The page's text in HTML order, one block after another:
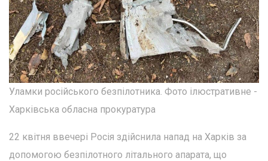
Уламки російського безпілотника. Фото ілюстративне -
Харківська обласна прокуратура
22 квітня ввечері Росія здійснила напад на Харків за
допомогою безпілотного літального апарата, що